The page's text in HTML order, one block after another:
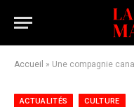
Accueil » Une compagnie
ACTUALITÉS CULTURE